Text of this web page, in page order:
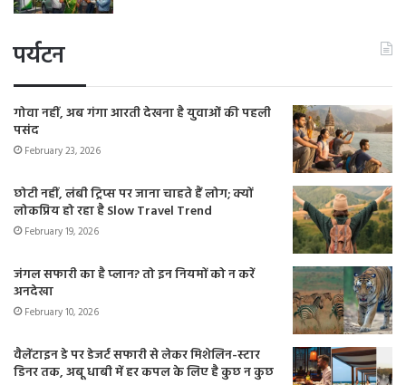
पर्यटन
गोवा नहीं, अब गंगा आरती देखना है युवाओं की पहली
पसंद
February 23, 2026
छोटी नहीं, लंबी ट्रिप्स पर जाना चाहते हैं लोग; क्यों
लोकप्रिय हो रहा है Slow Travel Trend
February 19, 2026
जंगल सफारी का है प्लान? तो इन नियमों को न करें
अनदेखा
February 10, 2026
वैलेंटाइन डे पर डेजर्ट सफारी से लेकर मिशेलिन-स्टार
डिनर तक, अबू धाबी में हर कपल के लिए है कुछ न कुछ